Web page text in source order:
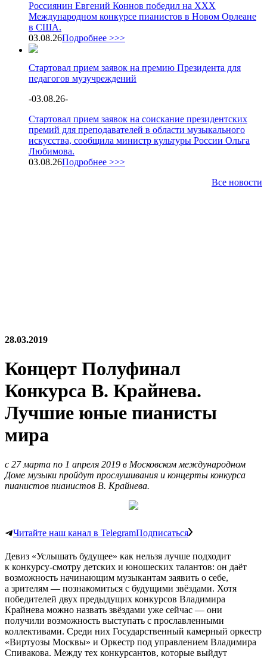
Россиянин Евгений Коннов победил на XXX
Международном конкурсе пианистов в Новом Орлеане
в США.
03.08.26Подробнее >>>
Стартовал прием заявок на премию Президента для
педагогов музучреждений
-03.08.26-
Стартовал прием заявок на соискание президентских
премий для преподавателей в области музыкального
искусства, сообщила министр культуры России Ольга
Любимова.
03.08.26Подробнее >>>
Все новости
28.03.2019
Концерт Полуфинал
Конкурса В. Крайнева.
Лучшие юные пианисты
мира
с 27 марта по 1 апреля 2019 в Московском международном
Доме музыки пройдут прослушивания и концерты конкурса
пианистов пианистов В. Крайнева.
Читайте наш канал в TelegramПодписаться
Девиз «Услышать будущее» как нельзя лучше подходит
к конкурсу-смотру детских и юношеских талантов: он даёт
возможность начинающим музыкантам заявить о себе,
а зрителям — познакомиться с будущими звёздами. Хотя
победителей двух предыдущих конкурсов Владимира
Крайнева можно назвать звёздами уже сейчас — они
получили возможность выступать с прославленными
коллективами. Среди них Государственный камерный оркестр
«Виртуозы Москвы» и Оркестр под управлением Владимира
Спивакова. Между тех конкурсантов, которые выйдут